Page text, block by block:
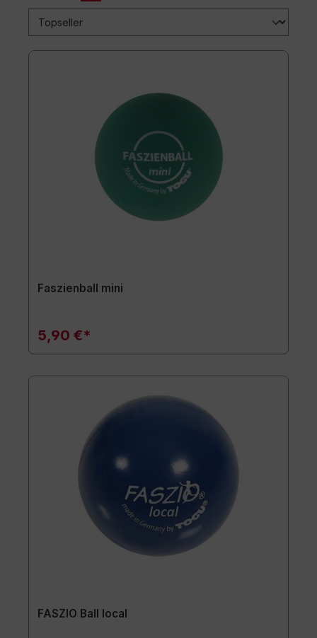
Faszienball mini
5,90 €*
FASZIO Ball local